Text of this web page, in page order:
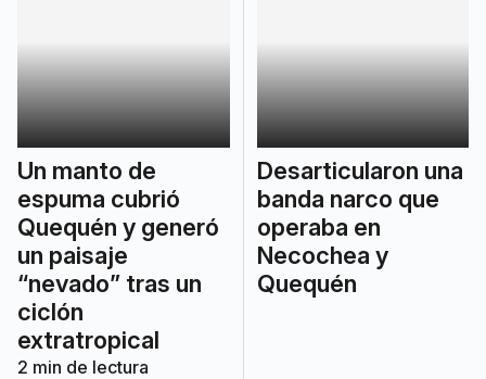
Un manto de
espuma cubrió
Quequén y generó
un paisaje
“nevado” tras un
ciclón
extratropical
2 min de lectura
Desarticularon una
banda narco que
operaba en
Necochea y
Quequén